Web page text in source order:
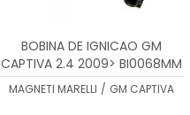
BOBINA DE IGNICAO GM
CAPTIVA 2.4 2009> BI0068MM
MAGNETI MARELLI / GM CAPTIVA